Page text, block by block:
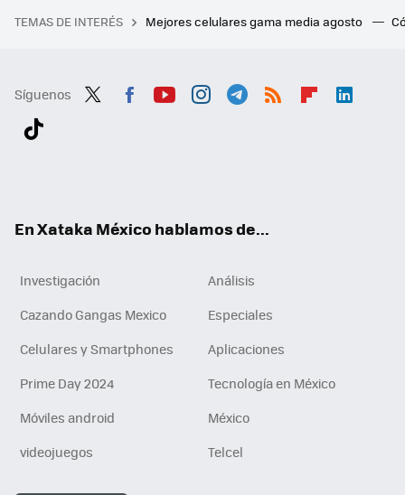
TEMAS DE INTERÉS Mejores celulares gama media agosto
Síguenos
En Xataka México hablamos de...
Investigación
Análisis
Cazando Gangas Mexico
Especiales
Celulares y Smartphones
Aplicaciones
Prime Day 2024
Tecnología en México
Móviles android
México
videojuegos
Telcel